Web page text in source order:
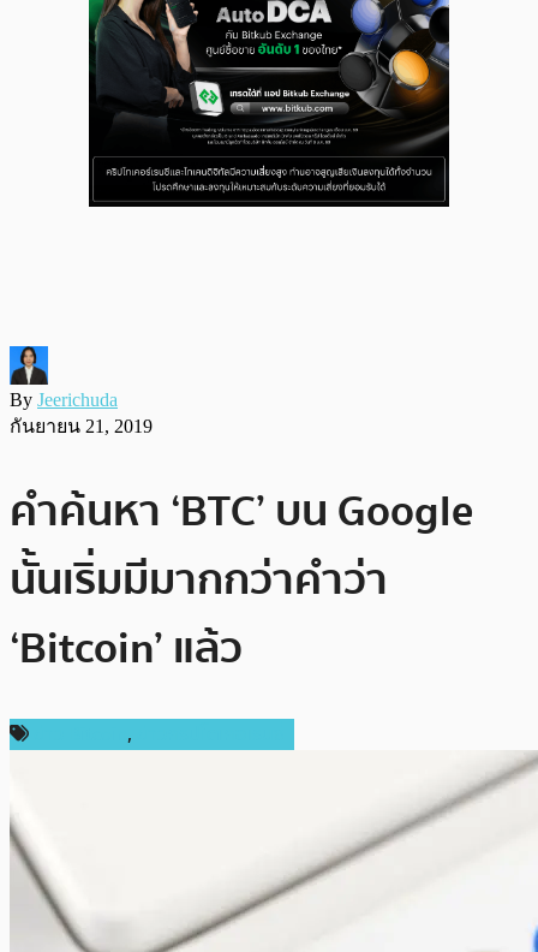
By Jeerichuda
กันยายน 21, 2019
คำค้นหา ‘BTC’ บน Google
นั้นเริ่มมีมากกว่าคำว่า
‘Bitcoin’ แล้ว
,